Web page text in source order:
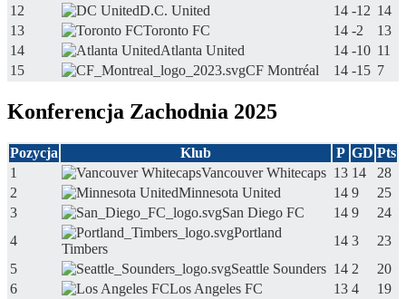
12 D.C. United 14 -12 14
13
Toronto FC 14 -2
13
14
Atlanta United 14 -10 11
15
CF Montréal 14 -15 7
Konferencja Zachodnia 2025
Pozycja Klub P GD Pts
1
Vancouver Whitecaps 13 14
28
2
Minnesota United 14 9
25
3
San Diego FC 14 9
24
4
Portland
Timbers
14 3
23
5
Seattle Sounders 14 2
20
6
Los Angeles FC 13 4
19